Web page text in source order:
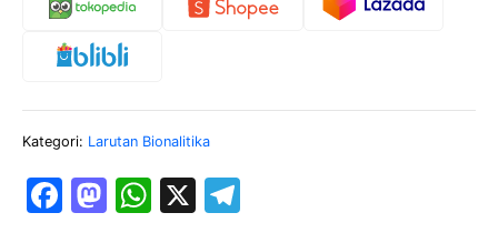
Kategori: Larutan Bionalitika
F
M W X